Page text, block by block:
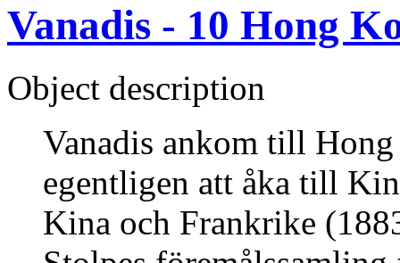
Vanadis - 10 Hong
Object description
Vanadis ankom till
egentligen att åka till
Kina och Frankrike